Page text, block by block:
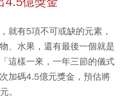
就有5項不可或缺的元素，
、水果，還有最後一個就是
這樣一來，一年三節的儀式
加碼4.5億元獎金，預估將
。